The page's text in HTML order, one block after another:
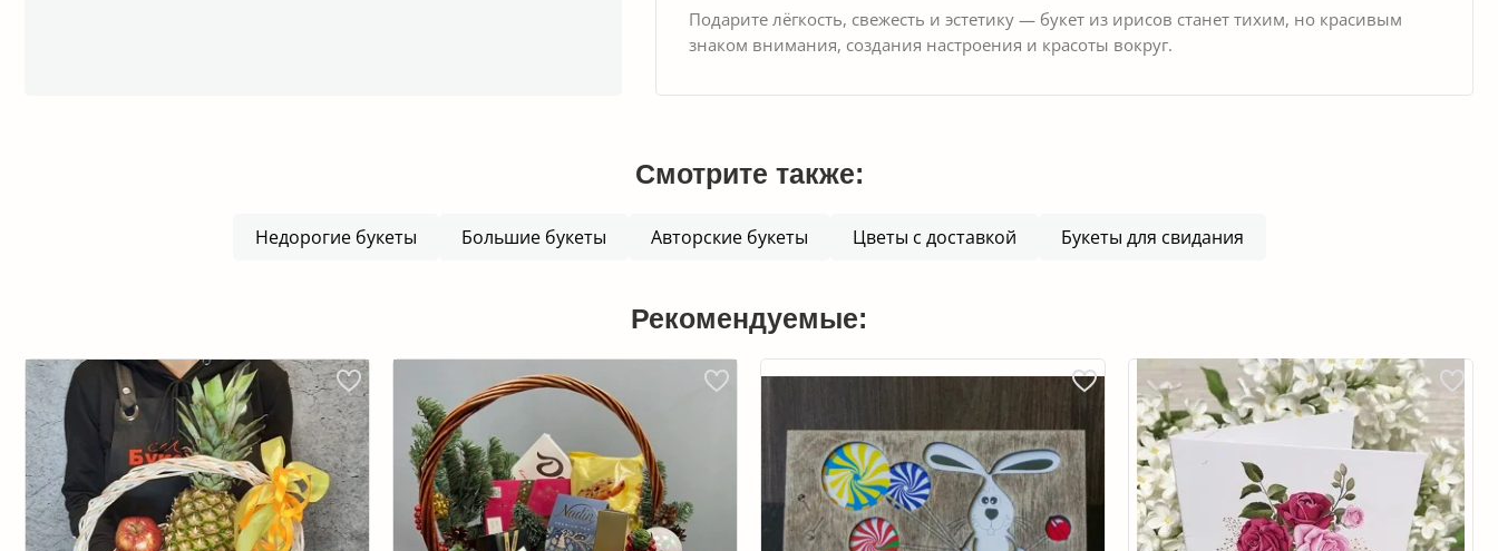
Подарите лёгкость, свежесть и эстетику — букет из ирисов станет тихим, но красивым
знаком внимания, создания настроения и красоты вокруг.
Смотрите также:
Недорогие букеты Большие букеты Авторские букеты Цветы с доставкой Букеты для свидания
Рекомендуемые: